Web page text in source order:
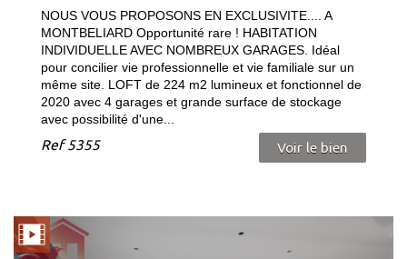
NOUS VOUS PROPOSONS EN EXCLUSIVITE.... A
MONTBELIARD Opportunité rare ! HABITATION
INDIVIDUELLE AVEC NOMBREUX GARAGES. Idéal
pour concilier vie professionnelle et vie familiale sur un
même site. LOFT de 224 m2 lumineux et fonctionnel de
2020 avec 4 garages et grande surface de stockage
avec possibilité d'une...
Ref5355 Voir le bien